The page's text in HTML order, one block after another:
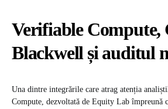
Verifiable Compute,
Blackwell și auditul
Una dintre integrările care atrag atenția
Compute, dezvoltată de Equity Lab împreună